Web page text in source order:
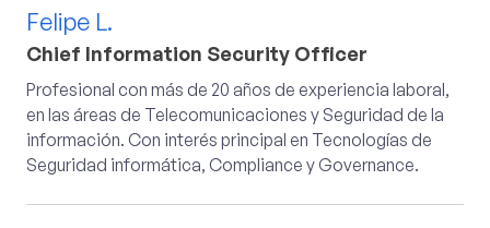
Felipe L.
Chief Information Security Officer
Profesional con más de 20 años de experiencia laboral,
en las áreas de Telecomunicaciones y Seguridad de la
información. Con interés principal en Tecnologías de
Seguridad informática, Compliance y Governance.